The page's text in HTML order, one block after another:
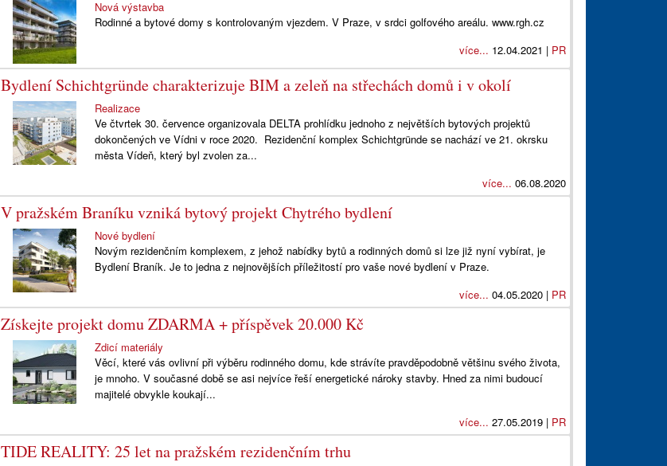
Nová výstavba
Rodinné a bytové domy s kontrolovaným vjezdem. V Praze, v srdci golfového areálu. www.rgh.cz
více... 12.04.2021 | PR
Bydlení Schichtgründe charakterizuje BIM a zeleň na střechách domů i v okolí
Realizace
Ve čtvrtek 30. července organizovala DELTA prohlídku jednoho z největších bytových projektů
dokončených ve Vídni v roce 2020. Rezidenční komplex Schichtgründe se nachází ve 21. okrsku
města Vídeň, který byl zvolen za...
více... 06.08.2020
V pražském Braníku vzniká bytový projekt Chytrého bydlení
Nové bydlení
Novým rezidenčním komplexem, z jehož nabídky bytů a rodinných domů si lze již nyní vybírat, je
Bydlení Braník. Je to jedna z nejnovějších příležitostí pro vaše nové bydlení v Praze.
více... 04.05.2020 | PR
Získejte projekt domu ZDARMA + příspěvek 20.000 Kč
Zdicí materiály
Věcí, které vás ovlivní při výběru rodinného domu, kde strávíte pravděpodobně většinu svého života,
je mnoho. V současné době se asi nejvíce řeší energetické nároky stavby. Hned za nimi budoucí
majitelé obvykle koukají...
více... 27.05.2019 | PR
TIDE REALITY: 25 let na pražském rezidenčním trhu